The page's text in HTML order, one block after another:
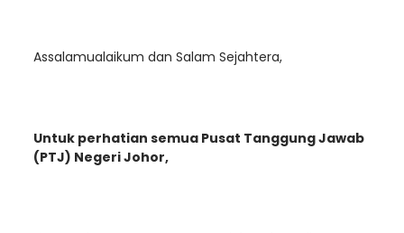
Assalamualaikum dan Salam Sejahtera,
Untuk perhatian semua Pusat Tanggung Jawab
(PTJ) Negeri Johor,